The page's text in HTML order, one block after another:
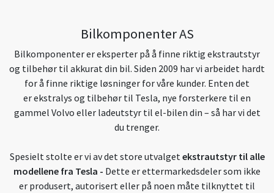
Bilkomponenter AS
Bilkomponenter er eksperter på å finne riktig ekstrautstyr
og tilbehør til akkurat din bil. Siden 2009 har vi arbeidet hardt
for å finne riktige løsninger for våre kunder. Enten det
er ekstralys og tilbehør til Tesla, nye forsterkere til en
gammel Volvo eller ladeutstyr til el-bilen din – så har vi det
du trenger.
Spesielt stolte er vi av det store utvalgetekstrautstyr til alle
modellene fra Tesla - Dette er ettermarkedsdeler som ikke
er produsert, autorisert eller på noen måte tilknyttet til